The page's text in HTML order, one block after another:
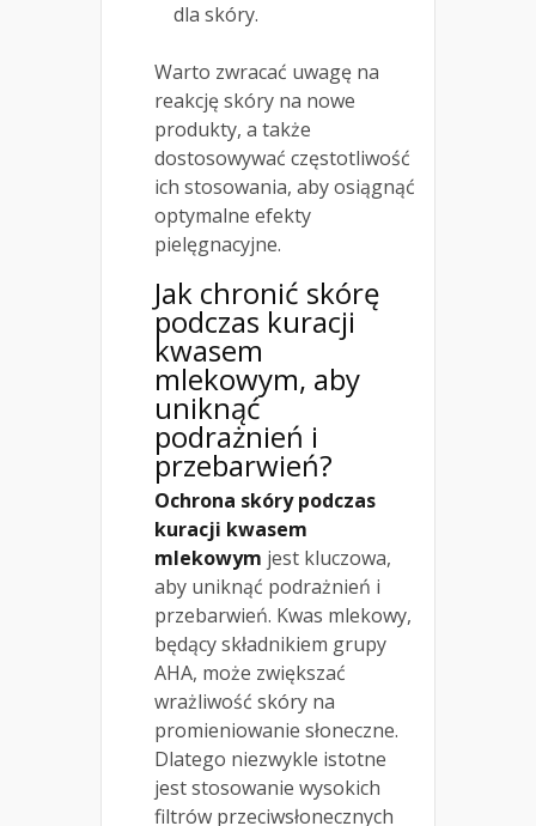
dla skóry.
Warto zwracać uwagę na
reakcję skóry na nowe
produkty, a także
dostosowywać częstotliwość
ich stosowania, aby osiągnąć
optymalne efekty
pielęgnacyjne.
Jak chronić skórę
podczas kuracji
kwasem
mlekowym, aby
uniknąć
podrażnień i
przebarwień?
Ochrona skóry podczas
kuracji kwasem
mlekowym jest kluczowa,
aby uniknąć podrażnień i
przebarwień. Kwas mlekowy,
będący składnikiem grupy
AHA, może zwiększać
wrażliwość skóry na
promieniowanie słoneczne.
Dlatego niezwykle istotne
jest stosowanie wysokich
filtrów przeciwsłonecznych